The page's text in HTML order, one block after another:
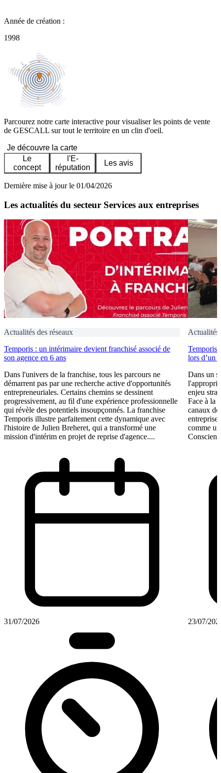
Année de création :
1998
Parcourez notre carte interactive pour visualiser les points de vente
de GESCALL sur tout le territoire en un clin d'oeil.
Je découvre la carte
Le
concept
l'E-
réputation
Les avis
Dernière mise à jour le 01/04/2026
Les actualités du secteur Services aux entreprises
Actualités des réseaux
Temporis : un intérimaire devient franchisé associé de
son agence en 6 ans
Dans l'univers de la franchise, tous les parcours ne
démarrent pas par une recherche active d'opportunités
entrepreneuriales. Certains chemins se dessinent
progressivement, au fil d'une expérience professionnelle
qui révèle des potentiels insoupçonnés. La franchise
Temporis illustre parfaitement cette dynamique avec
l'histoire de Julien Breheret, qui a transformé une
mission d'intérim en projet de reprise d'agence....
31/07/2026
Actualités
Temporis
lors d’un
Dans un
enjeu
Face à la
canaux
comme
Conscient
23/07/